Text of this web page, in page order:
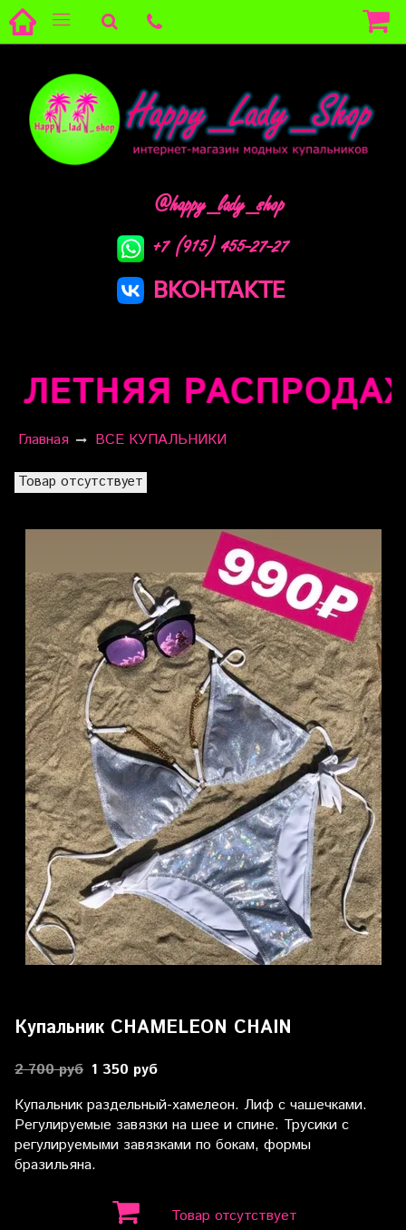
@happy_lady_shop
+7 (915) 455-27-27
ВКОНТАКТЕ
Главная ВСЕ КУПАЛЬНИКИ
Товар отсутствует
Купальник CHAMELEON CHAIN
2 700 руб 1 350 руб
Купальник раздельный-хамелеон. Лиф с чашечками.
Регулируемые завязки на шее и спине. Трусики с
регулируемыми завязками по бокам, формы
бразильяна.
Товар отсутствует